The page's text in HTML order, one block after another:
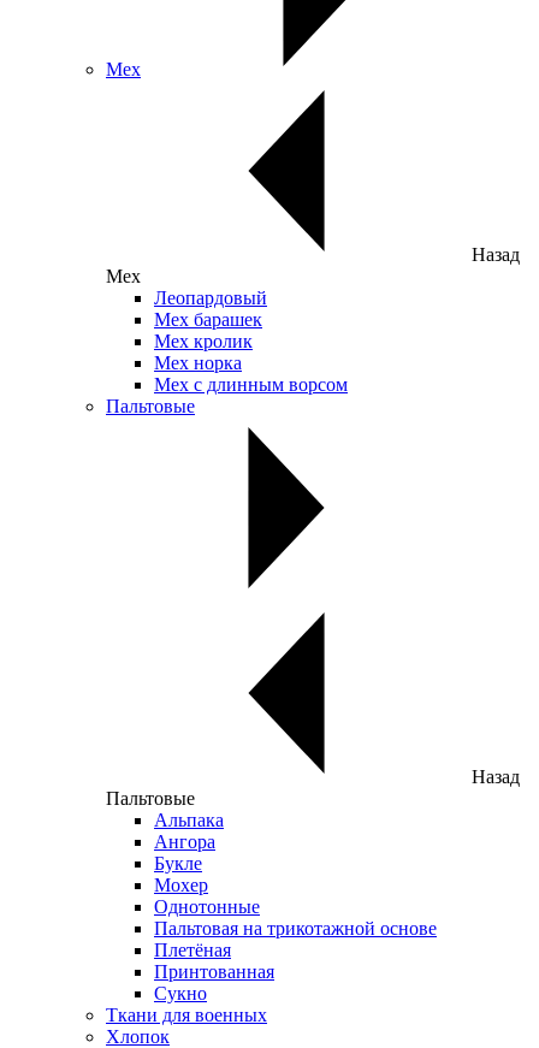
Мех
Назад
Мех
Леопардовый
Мех барашек
Мех кролик
Мех норка
Мех с длинным ворсом
Пальтовые
Назад
Пальтовые
Альпака
Ангора
Букле
Мохер
Однотонные
Пальтовая на трикотажной основе
Плетёная
Принтованная
Сукно
Ткани для военных
Хлопок